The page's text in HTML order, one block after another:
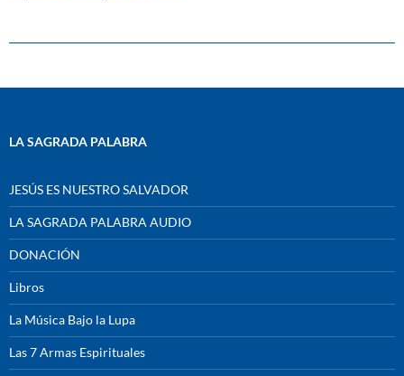
LA SAGRADA PALABRA
JESÚS ES NUESTRO SALVADOR
LA SAGRADA PALABRA AUDIO
DONACIÓN
Libros
La Música Bajo la Lupa
Las 7 Armas Espirituales